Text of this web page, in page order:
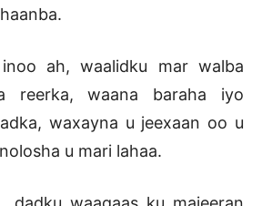
ah, waalidku mar walba
reerka, waana baraha iyo
waxayna u jeexaan oo u
u mari lahaa.